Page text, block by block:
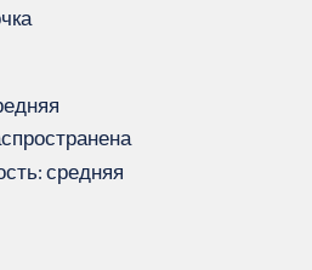
средняя